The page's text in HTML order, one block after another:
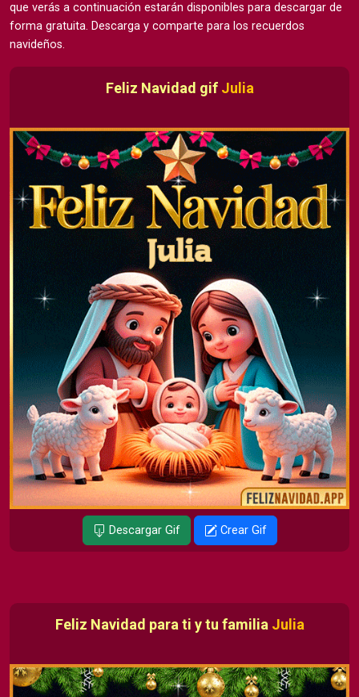
que verás a continuación estarán disponibles para descargar de
forma gratuita. Descarga y comparte para los recuerdos
navideños.
Feliz Navidad gif Julia
Descargar Gif Crear Gif
Feliz Navidad para ti y tu familia Julia